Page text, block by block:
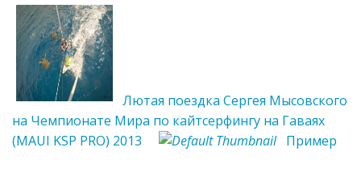
Лютая поездка Сергея Мысовского
на Чемпионате Мира по кайтсерфингу на Гаваях
(MAUI KSP PRO) 2013
Пример